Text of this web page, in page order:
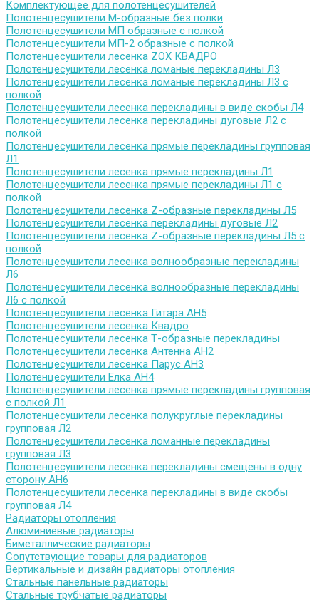
Комплектующее для полотенцесушителей
Полотенцесушители М-образные без полки
Полотенцесушители МП образные с полкой
Полотенцесушители МП-2 образные с полкой
Полотенцесушители лесенка ZOX КВАДРО
Полотенцесушители лесенка ломаные перекладины Л3
Полотенцесушители лесенка ломаные перекладины Л3 с
полкой
Полотенцесушители лесенка перекладины в виде скобы Л4
Полотенцесушители лесенка перекладины дуговые Л2 с
полкой
Полотенцесушители лесенка прямые перекладины групповая
Л1
Полотенцесушители лесенка прямые перекладины Л1
Полотенцесушители лесенка прямые перекладины Л1 с
полкой
Полотенцесушители лесенка Z-образные перекладины Л5
Полотенцесушители лесенка перекладины дуговые Л2
Полотенцесушители лесенка Z-образные перекладины Л5 с
полкой
Полотенцесушители лесенка волнообразные перекладины
Л6
Полотенцесушители лесенка волнообразные перекладины
Л6 с полкой
Полотенцесушители лесенка Гитара АН5
Полотенцесушители лесенка Квадро
Полотенцесушители лесенка Т-образные перекладины
Полотенцесушители лесенка Антенна АН2
Полотенцесушители лесенка Парус АН3
Полотенцесушители Елка АН4
Полотенцесушители лесенка прямые перекладины групповая
с полкой Л1
Полотенцесушители лесенка полукруглые перекладины
групповая Л2
Полотенцесушители лесенка ломанные перекладины
групповая Л3
Полотенцесушители лесенка перекладины смещены в одну
сторону АН6
Полотенцесушители лесенка перекладины в виде скобы
групповая Л4
Радиаторы отопления
Алюминиевые радиаторы
Биметаллические радиаторы
Сопутствующие товары для радиаторов
Вертикальные и дизайн радиаторы отопления
Стальные панельные радиаторы
Стальные трубчатые радиаторы